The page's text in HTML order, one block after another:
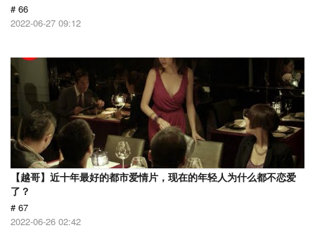
# 66
2022-06-27 09:12
【越哥】近十年最好的都市爱情片，现在的年轻人为什么都不恋爱
了？
# 67
2022-06-26 02:42